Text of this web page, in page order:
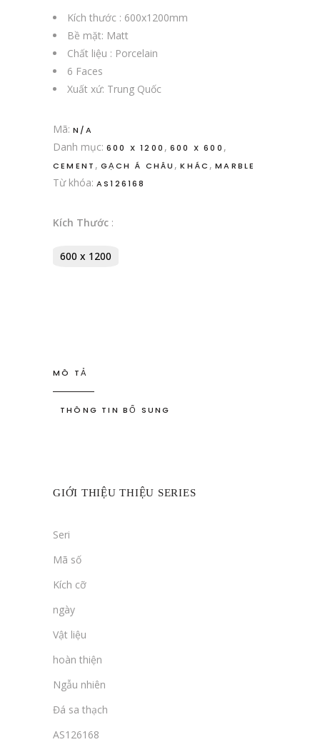
Kích thước : 600x1200mm
Bề mặt: Matt
Chất liệu : Porcelain
6 Faces
Xuất xứ: Trung Quốc
Mã: N/A
Danh mục: 600 X 1200 , 600 X 600 ,
CEMENT ,GẠCH Á CHÂU ,KHÁC ,MARBLE
Từ khóa: AS126168
Kích Thước :
600 x 1200
MÔ TẢ
THÔNG TIN BỔ SUNG
GIỚI THIỆU THIỆU SERIES
Seri
Mã số
Kích cỡ
ngày
Vật liệu
hoàn thiện
Ngẫu nhiên
Đá sa thạch
AS126168